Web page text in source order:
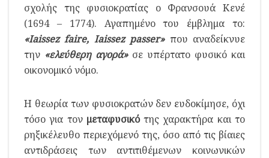
σχολής της φυσιοκρατίας ο Φρανσουά Κενέ
(1694 – 1774). Αγαπημένο του έμβλημα το:
«Iaissez faire, Iaissez passer»που αναδείκνυε
την «ελεύθερη αγορά»σε υπέρτατο φυσικό και
οικονομικό νόμο.
Η θεωρία των φυσιοκρατών δεν ευδοκίμησε, όχι
τόσο για τον μεταφυσικότης χαρακτήρα και το
ρηξικέλευθο περιεχόμενό της, όσο από τις βίαιες
αντιδράσεις των αντιτιθέμενων κοινωνικών